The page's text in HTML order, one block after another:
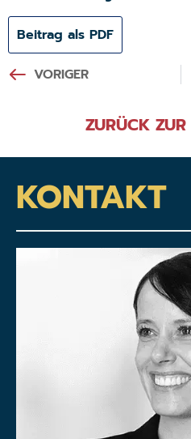
Beitrag als PDF
VORIGER
ZURÜCK
KONTAKT